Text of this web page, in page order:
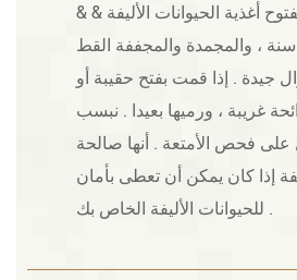
أغذية الحيوانات الأليفة & &
سنة ، والمجمدة والمجففة القط
جيدة . إذا قمت بفتح حقيبة أو
فحص الأمتعة . أنها صالحة
إذا كان يمكن أن تعطى بأمان
للحيوانات الأليفة الخاص بك .